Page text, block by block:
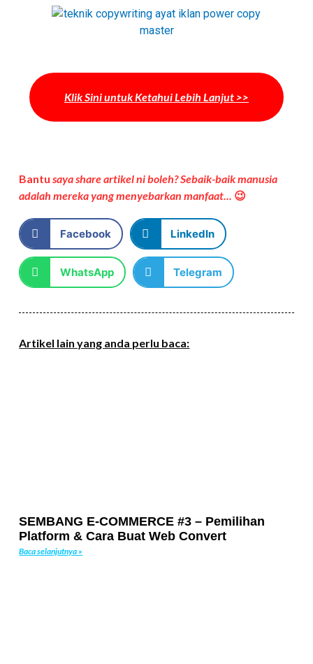
Klik Sini untuk Ketahui Lebih Lanjut >>
Bantusaya share artikel ni boleh? Sebaik-baik manusia
adalah mereka yang menyebarkan manfaat... 😉
Facebook LinkedIn
WhatsApp Telegram
Artikel lain yang anda perlu baca:
SEMBANG E-COMMERCE #3 – Pemilihan
Platform & Cara Buat Web Convert
Baca selanjutnya »